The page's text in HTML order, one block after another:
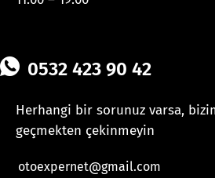
0532 423 90 42
Herhangi bir sorunuz varsa,
geçmekten çekinmeyin
otoexpernet@gmail.com